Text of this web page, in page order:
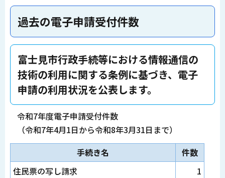
過去の電子申請受付件数
富士見市行政手続等における情報通信の
技術の利用に関する条例に基づき、電子
申請の利用状況を公表します。
令和7年度電子申請受付件数
（令和7年4月1日から令和8年3月31日まで）
手続き名
件数
住民票の写し請求
1